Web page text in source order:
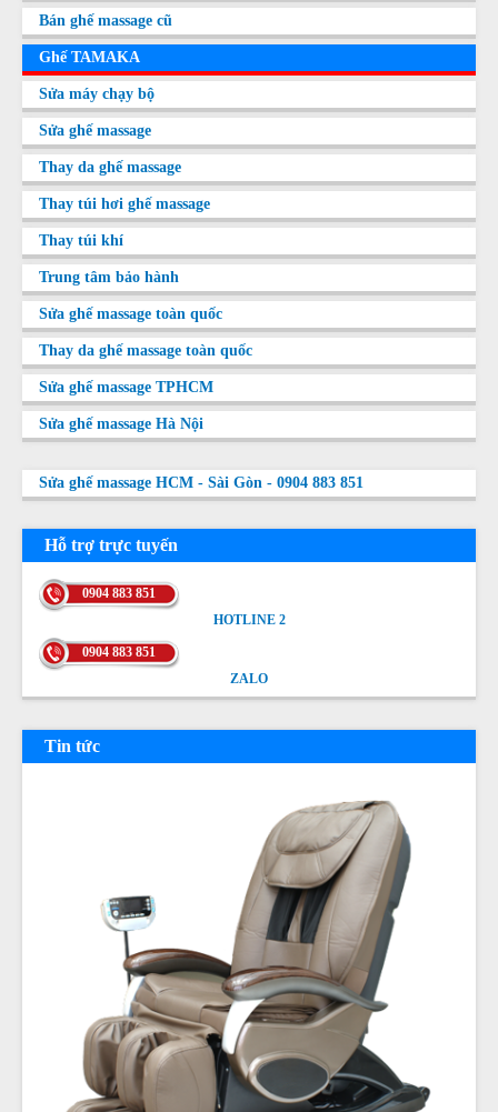
Bán ghế massage cũ
Ghế TAMAKA
Sửa máy chạy bộ
Sửa ghế massage
Thay da ghế massage
Thay túi hơi ghế massage
Thay túi khí
Trung tâm bảo hành
Sửa ghế massage toàn quốc
Thay da ghế massage toàn quốc
Sửa ghế massage TPHCM
Sửa ghế massage Hà Nội
Sửa ghế massage HCM - Sài Gòn - 0904 883 851
Hỗ trợ trực tuyến
0904 883 851
HOTLINE 2
0904 883 851
ZALO
Tin tức